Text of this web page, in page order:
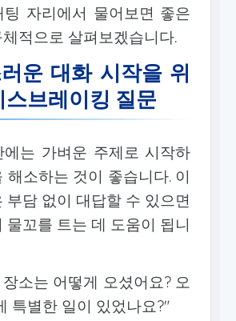
팅 자리에서 물어보면 좋은
적으로 살펴보겠습니다.
운 대화 시작을 위
스브레이킹 질문
에는 가벼운 주제로 시작하
해소하는 것이 좋습니다. 이
부담 없이 대답할 수 있으면
물꼬를 트는 데 도움이 됩니
소는 어떻게 오셨어요? 오
특별한 일이 있었나요?"